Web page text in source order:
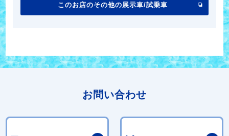
このお店のその他の展示車/試乗車
お問い合わせ